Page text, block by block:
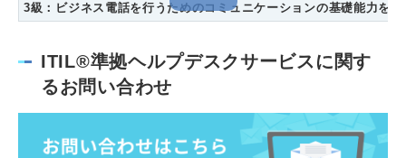
3級：ビジネス電話を行うためのコミュニケーションの基礎能力を有
ITIL®準拠ヘルプデスクサービスに関す
るお問い合わせ